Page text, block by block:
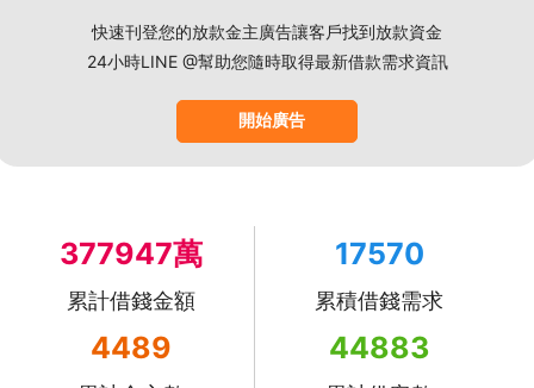
快速刊登您的放款金主廣告讓客戶找到放款資金
24小時LINE @幫助您隨時取得最新借款需求資訊
開始廣告
377947萬
累計借錢金額
17570
累積借錢需求
4489 44883